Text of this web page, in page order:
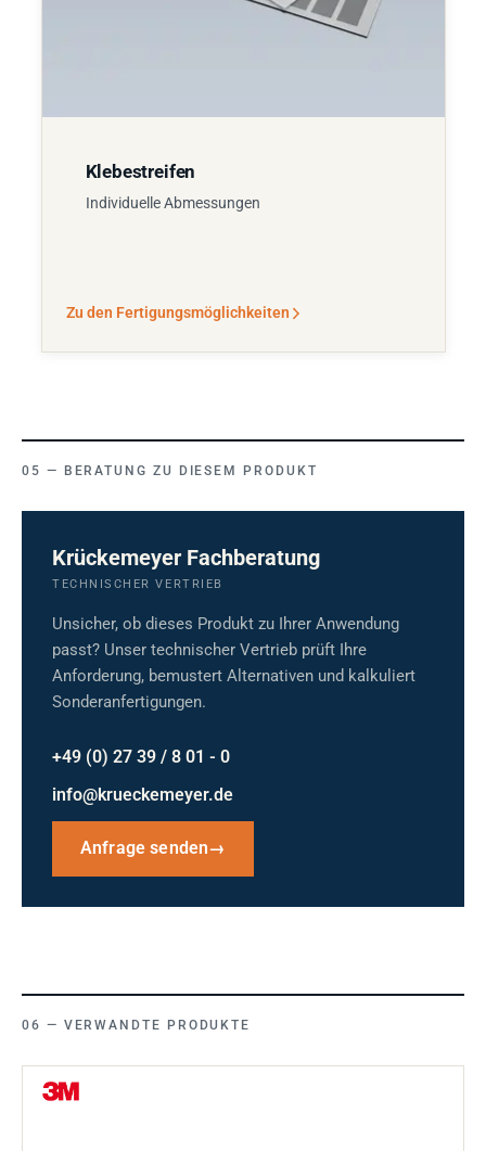
Klebestreifen
Individuelle Abmessungen
Zu den Fertigungsmöglichkeiten
BERATUNG ZU DIESEM PRODUKT
Krückemeyer Fachberatung
TECHNISCHER VERTRIEB
Unsicher, ob dieses Produkt zu Ihrer Anwendung
passt? Unser technischer Vertrieb prüft Ihre
Anforderung, bemustert Alternativen und kalkuliert
Sonderanfertigungen.
+49 (0) 27 39 / 8 01 - 0
info@krueckemeyer.de
Anfrage senden→
VERWANDTE PRODUKTE